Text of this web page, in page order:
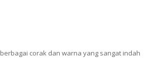
corak dan warna yang sangat indah